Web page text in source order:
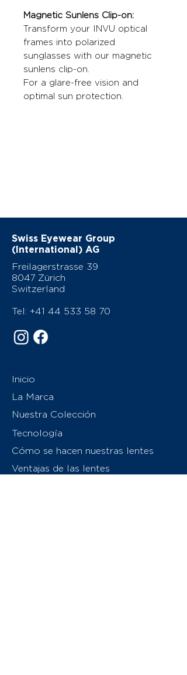
Magnetic Sunlens Clip-on:
Transform your INVU optical
frames into polarized
sunglasses with our magnetic
sunlens clip-on.
For a glare-free vision and
optimal sun protection.
Swiss Eyewear Group
(International) AG
Freilagerstrasse 39
8047 Zürich
Switzerland
Tel: +41 44 533 58 70
Inicio
La Marca
Nuestra Colección
Tecnología
Cómo se hacen nuestras lentes
Ventajas de las lentes